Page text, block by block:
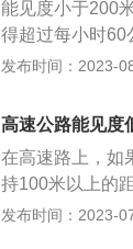
能见度小于200
得超过每小时60
和国道路交通安
度小于200米时
0公里，与同车
灯、近光灯、示
里，与同车道前
光灯、示廓灯、
发布时间：2023-
高速公路能见度
在高速路上，如
持100米以上的
安全距离都是利
发布时间：2023-